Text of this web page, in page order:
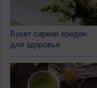
Букет сирени вреден
для здоровья